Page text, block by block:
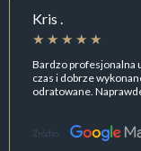
Kris .
Bardzo profesjonalna
czas i dobrze
odratowane.
Źródło: